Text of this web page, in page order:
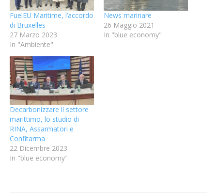
FuelEU Maritime, l’accordo
di Bruxelles
27 Marzo 2023
In "Ambiente"
News marinare
26 Maggio 2021
In "blue economy"
Decarbonizzare il settore
marittimo, lo studio di
RINA, Assarmatori e
Confitarma
22 Dicembre 2023
In "blue economy"